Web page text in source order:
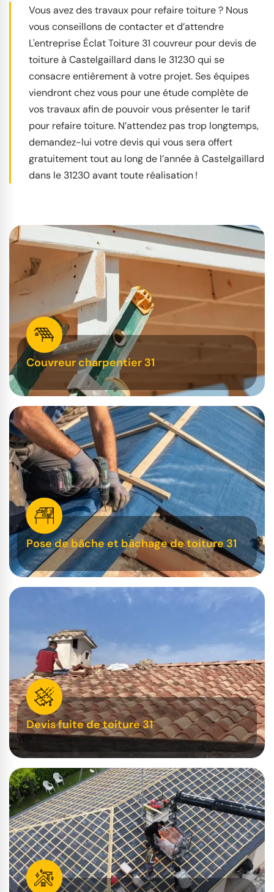
Vous avez des travaux pour refaire toiture ? Nous
vous conseillons de contacter et d’attendre
L'entreprise Éclat Toiture 31 couvreur pour devis de
toiture à Castelgaillard dans le 31230 qui se
consacre entièrement à votre projet. Ses équipes
viendront chez vous pour une étude complète de
vos travaux afin de pouvoir vous présenter le tarif
pour refaire toiture. N’attendez pas trop longtemps,
demandez-lui votre devis qui vous sera offert
gratuitement tout au long de l’année à Castelgaillard
dans le 31230 avant toute réalisation !
Couvreur charpentier 31
Pose de bâche et bâchage de toiture 31
Devis fuite de toiture 31